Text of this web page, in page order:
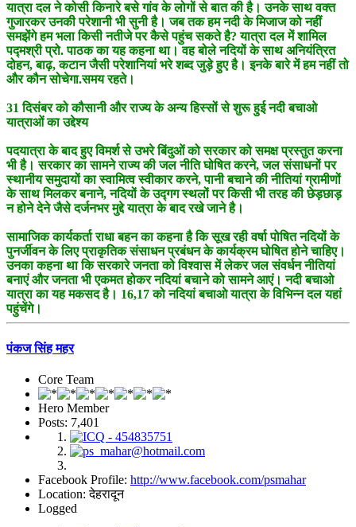
यात्रा दल ने कोसी किनारे बसे गांव के लोगों से बात की है। उनके साथ वक्त
गुजारकर उनकी परेशानी भी सुनी है। जब तक हम नदी के मिजाज को नहीं
समझेंगे हम भला किसी नतीजे पर कैसे पहुंच सकते है? यात्रा दल में शामिल
पद्मश्री प्रो. पाठक का यह कहना था। वह बोले नदियों के साथ अनियंत्रित
दोहन, बाढ़, कटान जैसी परेशानियां भरे शब्द जुड़े हुए है। इनके बारे में हम नहीं तो
और कौन सोचेगा.समय रहते।
31 दिसंबर को कौसानी और राज्य के अन्य हिस्सों से शुरू हुई नदी बचाओ
यात्राओं का उद्देश्य
पदयात्रा के बाद हुए विमर्श से उभरे बिंदुओं को सरकार को समक्ष प्रस्तुत करना
भी है। सरकार का सामने राज्य की जल नीति घोषित करने, जल संसाधनों पर
स्थानीय समुदायों का स्वामित्व स्वीकार करने, पानी बचाने की नीतियां ग्रामीणों
के साथ मिलकर बनाने, नदियों के उद्गग स्थलों पर किसी भी तरह की छेड़छाड़
न होने देने जैसे दर्जनभर मुद्दे यात्रा के बाद रखे जाने है।
सामाजिक कार्यकर्ता राधा बहन का कहना है कि सूख रही वर्षा पोषित नदियों के
पुनर्जीवन के लिए प्राकृतिक संसाधन प्रबंधन के कार्यक्रम घोषित होने चाहिए।
उनका कहना था कि सरकारे जनता को विश्वास में लेकर जल संवर्धन नीतियां
बनाएं और जनता भी एकमत होकर नदियां बचाने को सामने आएं। नदी बचाओ
यात्रा का यह मकसद है। 16,17 को नदियां बचाओ यात्रा के विभिन्न दल यहां
पहुंचेंगे।
पंकज सिंह महर
Core Team
Hero Member
Posts: 7,401
Facebook Profile: http://www.facebook.com/psmahar
Location: देहरादून
Logged